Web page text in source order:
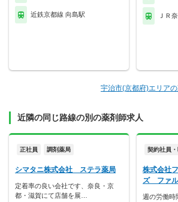
近鉄京都線 向島駅 ＪＲ
宇治市(京都府)エリア
近隣の同じ路線の別の薬剤師求人
正社員 調剤薬局
シマタニ株式会社 ステラ薬局
定着率の良い会社です、奈良・京
都・滋賀にて店舗を展…
契約社員
株式会社
ズ ファル
週の労働